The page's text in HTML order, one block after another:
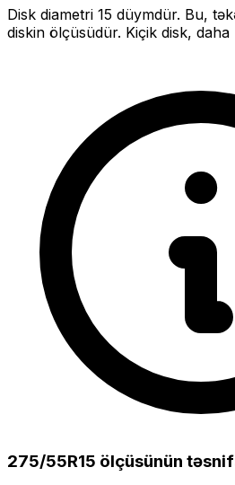
Disk diametri 15 düymdür. Bu,
diskin ölçüsüdür. Kiçik disk,
275/55R15 ölçüsünün